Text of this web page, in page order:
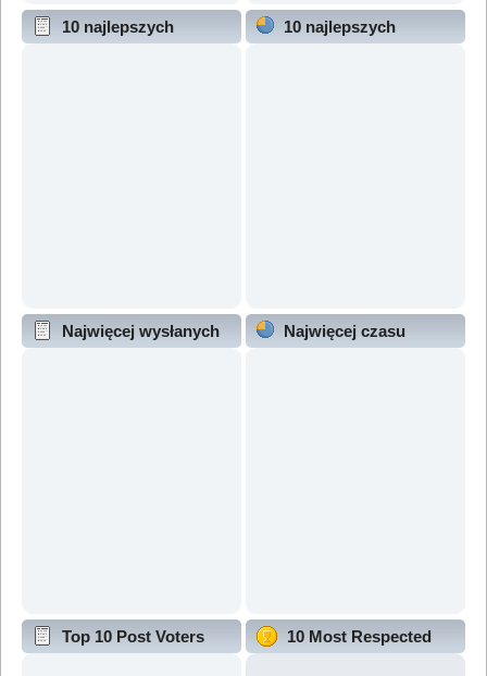
10 najlepszych
10 najlepszych
Najwięcej wysłanych
Najwięcej czasu
Top 10 Post Voters 10 Most Respected